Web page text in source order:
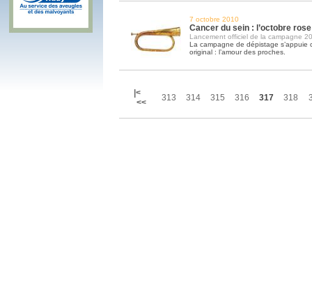
7 octobre 2010
Cancer du sein : l’octobre
Lancement officiel de la campagne
La campagne de dépistage s’appuie
original : l’amour des proches.
|<
<<
313 314 315 316 317 318